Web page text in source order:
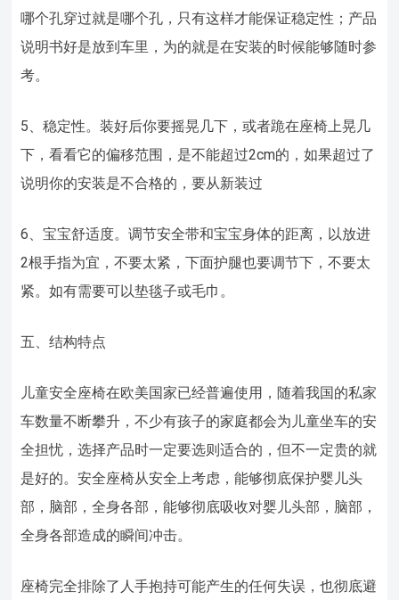
哪个孔穿过就是哪个孔，只有这样才能保证稳定性；产品
说明书好是放到车里，为的就是在安装的时候能够随时参
考。
5、稳定性。装好后你要摇晃几下，或者跪在座椅上晃几
下，看看它的偏移范围，是不能超过2cm的，如果超过了
说明你的安装是不合格的，要从新装过
6、宝宝舒适度。调节安全带和宝宝身体的距离，以放进
2根手指为宜，不要太紧，下面护腿也要调节下，不要太
紧。如有需要可以垫毯子或毛巾。
五、结构特点
儿童安全座椅在欧美国家已经普遍使用，随着我国的私家
车数量不断攀升，不少有孩子的家庭都会为儿童坐车的安
全担忧，选择产品时一定要选则适合的，但不一定贵的就
是好的。安全座椅从安全上考虑，能够彻底保护婴儿头
部，脑部，全身各部，能够彻底吸收对婴儿头部，脑部，
全身各部造成的瞬间冲击。
座椅完全排除了人手抱持可能产生的任何失误，也彻底避